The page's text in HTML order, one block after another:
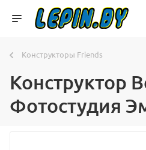
Конструкторы Friends
Конструктор
Фотостудия